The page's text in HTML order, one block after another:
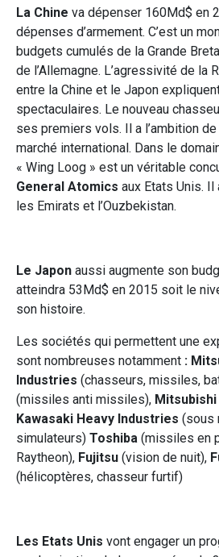
La Chine va dépenser 160Md$ en
dépenses d’armement. C’est un
budgets cumulés de la Grande
de l’Allemagne. L’agressivité de la
entre la Chine et le Japon
spectaculaires. Le nouveau
ses premiers vols. Il a l’ambition
marché international. Dans le
« Wing Loog » est un véritable
General Atomics aux Etats Unis.
les Emirats et l’Ouzbekistan.
Le Japon aussi augmente son
atteindra 53Md$ en 2015 soit le
son histoire.
Les sociétés qui permettent une
sont nombreuses notamment :
Industries (chasseurs, missiles,
(missiles anti missiles),
Kawasaki Heavy Industries (sous
simulateurs) Toshiba (missiles en
Raytheon), Fujitsu (vision de nuit),
(hélicoptères, chasseur furtif)
Les Etats Unis vont engager un